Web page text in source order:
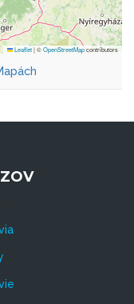
Leaflet|©OpenStreetMapcontributors